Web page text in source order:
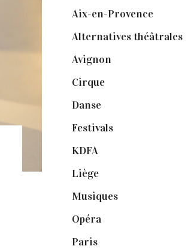
Aix-en-Provence(20)
Alternatives théâtrales(1)
Avignon
Cirque(8)
Danse(30)
Festivals(6)
KDFA(3)
Liège(9)
Musiques(1)
Opéra(56)
Paris(14)